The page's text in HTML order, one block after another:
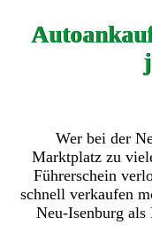
Wer bei der
Marktplatz zu
Führerschein
schnell verkaufen
Neu-Isenburg als